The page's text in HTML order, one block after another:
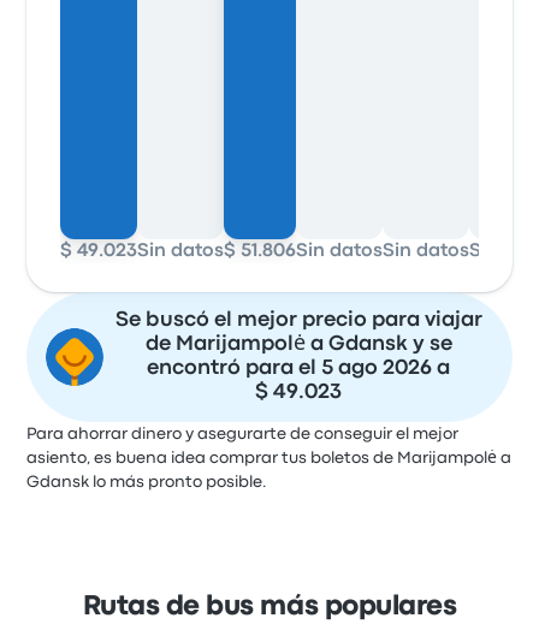
$ 49.023Sin datos$ 51.806Sin datosSin datosSin
Se buscó el mejor precio para viajar
de Marijampolė a Gdansk y se
encontró para el 5 ago 2026 a
$ 49.023
Para ahorrar dinero y asegurarte de conseguir el mejor
asiento, es buena idea comprar tus boletos de Marijampolė a
Gdansk lo más pronto posible.
Rutas de bus más populares